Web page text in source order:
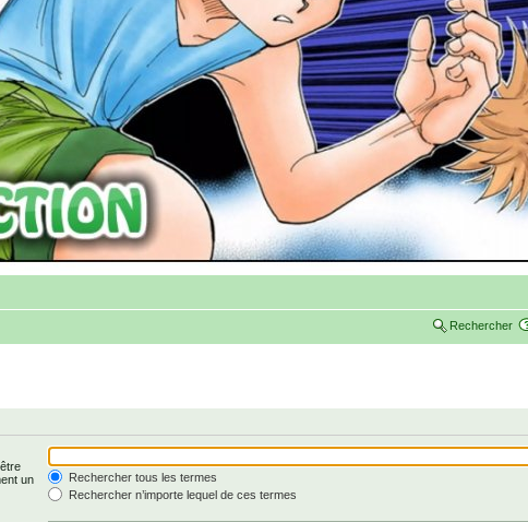
Rechercher
un
Rechercher tous les termes
Rechercher n’importe lequel de ces termes